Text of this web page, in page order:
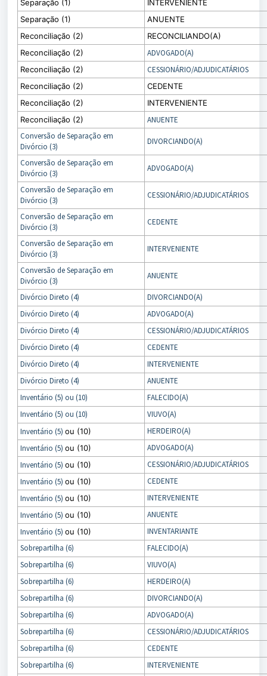
Separação (1)
INTERVENIENTE
Separação (1)
ANUENTE
Reconciliação (2)
RECONCILIANDO(A)
Reconciliação (2)
ADVOGADO(A)
Reconciliação (2) CESSIONÁRIO/ADJUDICATÁRIOS
Reconciliação (2)
CEDENTE
Reconciliação (2)
INTERVENIENTE
Reconciliação (2)
ANUENTE
Conversão de Separação em
Divórcio (3)
DIVORCIANDO(A)
Conversão de Separação em
Divórcio (3)
ADVOGADO(A)
Conversão de Separação em
Divórcio (3)
CESSIONÁRIO/ADJUDICATÁRIOS
Conversão de Separação em
Divórcio (3)
CEDENTE
Conversão de Separação em
Divórcio (3)
INTERVENIENTE
Conversão de Separação em
Divórcio (3)
ANUENTE
Divórcio Direto (4)
DIVORCIANDO(A)
Divórcio Direto (4)
ADVOGADO(A)
Divórcio Direto (4)
CESSIONÁRIO/ADJUDICATÁRIOS
Divórcio Direto (4)
CEDENTE
Divórcio Direto (4)
INTERVENIENTE
Divórcio Direto (4)
ANUENTE
Inventário (5) ou (10)
FALECIDO(A)
Inventário (5) ou (10)
VIUVO(A)
Inventário (5) ou (10)
HERDEIRO(A)
Inventário (5) ou (10)
ADVOGADO(A)
Inventário (5) ou (10)
CESSIONÁRIO/ADJUDICATÁRIOS
Inventário (5) ou (10)
CEDENTE
Inventário (5) ou (10)
INTERVENIENTE
Inventário (5) ou (10)
ANUENTE
Inventário (5) ou (10)
INVENTARIANTE
Sobrepartilha (6)
FALECIDO(A)
Sobrepartilha (6)
VIUVO(A)
Sobrepartilha (6)
HERDEIRO(A)
Sobrepartilha (6)
DIVORCIANDO(A)
Sobrepartilha (6)
ADVOGADO(A)
Sobrepartilha (6)
CESSIONÁRIO/ADJUDICATÁRIOS
Sobrepartilha (6)
CEDENTE
Sobrepartilha (6)
INTERVENIENTE